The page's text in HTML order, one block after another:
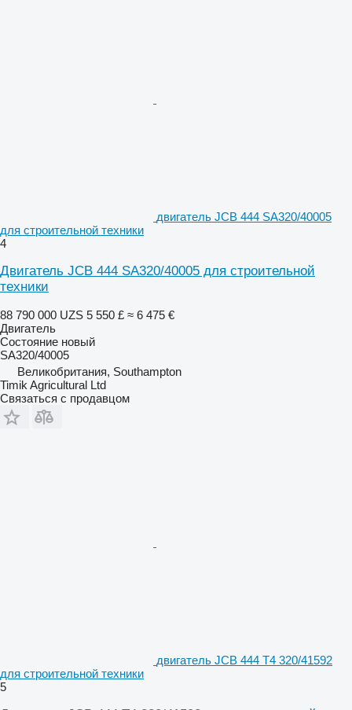
двигатель JCB 444 SA320/40005
для строительной техники
4
Двигатель JCB 444 SA320/40005 для строительной
техники
88 790 000 UZS 5 550 £ ≈ 6 475 €
Двигатель
Состояние новый
SA320/40005
Великобритания, Southampton
Timik Agricultural Ltd
Связаться с продавцом
двигатель JCB 444 T4 320/41592
для строительной техники
5